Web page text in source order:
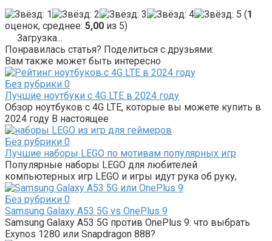
(1
оценок, среднее: 5,00 из 5)
Загрузка...
Понравилась статья? Поделиться с друзьями:
Вам также может быть интересно
Без рубрики 0
Лучшие ноутбуки с 4G LTE в 2024 году
Обзор ноутбуков с 4G LTE, которые вы можете купить в
2024 году В настоящее
Без рубрики 0
Лучшие наборы LEGO по мотивам популярных игр
Популярные наборы LEGO для любителей
компьютерных игр LEGO и игры идут рука об руку,
Без рубрики 0
Samsung Galaxy A53 5G vs OnePlus 9
Samsung Galaxy A53 5G против OnePlus 9: что выбрать
Exynos 1280 или Snapdragon 888?